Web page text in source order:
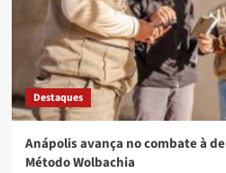
Destaques
Anápolis avança no combate à
Método Wolbachia